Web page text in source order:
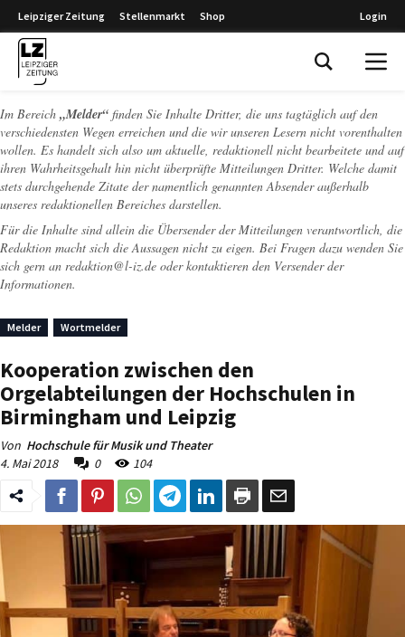
Leipziger Zeitung Stellenmarkt Shop Login
Im Bereich „Melder“ finden Sie Inhalte Dritter, die uns tagtäglich auf den
verschiedensten Wegen erreichen und die wir unseren Lesern nicht vorenthalten
wollen. Es handelt sich also um aktuelle, redaktionell nicht bearbeitete und auf
ihren Wahrheitsgehalt hin nicht überprüfte Mitteilungen Dritter. Welche damit
stets durchgehende Zitate der namentlich genannten Absender außerhalb
unseres redaktionellen Bereiches darstellen.
Für die Inhalte sind allein die Übersender der Mitteilungen verantwortlich, die
Redaktion macht sich die Aussagen nicht zu eigen. Bei Fragen dazu wenden Sie
sich gern an redaktion@l-iz.de oder kontaktieren den Versender der
Informationen.
Melder Wortmelder
Kooperation zwischen den
Orgelabteilungen der Hochschulen in
Birmingham und Leipzig
Von Hochschule für Musik und Theater
4. Mai 2018
0 104